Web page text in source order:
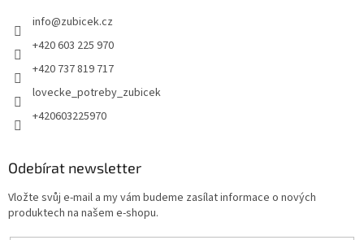
info@zubicek.cz
+420 603 225 970
+420 737 819 717
lovecke_potreby_zubicek
+420603225970
Odebírat newsletter
Vložte svůj e-mail a my vám budeme zasílat informace o nových
produktech na našem e-shopu.